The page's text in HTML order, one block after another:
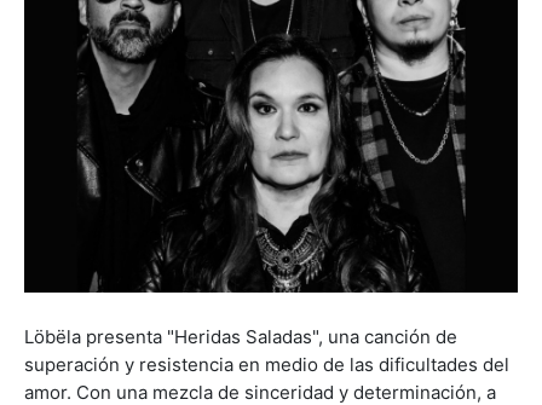
Löbëla presenta "Heridas Saladas", una canción de
superación y resistencia en medio de las dificultades del
amor. Con una mezcla de sinceridad y determinación, a